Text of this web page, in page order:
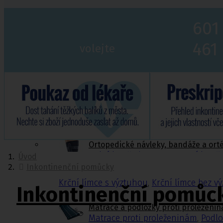
Matrace a podložky proti proleženinám
Míče na cvičení a doplňky k míčům
Rehabilitační a sportovní pomůcky
Tejpovací pásky
Ortopedické vložky a korektory
Ortopedické návleky, bandáže a
Dolní končetiny Horní
Krční límce s výztuhou, Krční límce bez
Matrace a podložky proti
Matrace proti proleženinám,
Inkontinenční